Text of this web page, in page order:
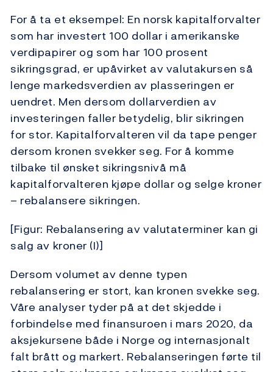
For å ta et eksempel: En norsk kapitalforvalter
som har investert 100 dollar i amerikanske
verdipapirer og som har 100 prosent
sikringsgrad, er upåvirket av valutakursen så
lenge markedsverdien av plasseringen er
uendret. Men dersom dollarverdien av
investeringen faller betydelig, blir sikringen
for stor. Kapitalforvalteren vil da tape penger
dersom kronen svekker seg. For å komme
tilbake til ønsket sikringsnivå må
kapitalforvalteren kjøpe dollar og selge kroner
– rebalansere sikringen.
[Figur: Rebalansering av valutaterminer kan gi
salg av kroner (I)]
Dersom volumet av denne typen
rebalansering er stort, kan kronen svekke seg.
Våre analyser tyder på at det skjedde i
forbindelse med finansuroen i mars 2020, da
aksjekursene både i Norge og internasjonalt
falt brått og markert. Rebalanseringen førte til